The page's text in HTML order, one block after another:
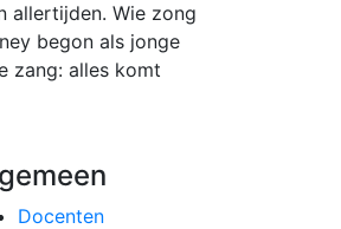
allertijden. Wie zong
begon als jonge
zang: alles komt
Docenten